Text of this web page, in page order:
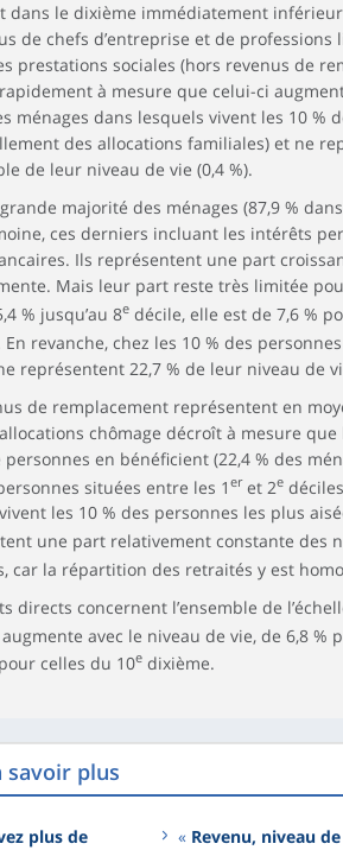
dans le dixième immédiatement inférieur
de chefs d’entreprise et de professions
prestations sociales (hors revenus de
à mesure que celui-ci
ménages dans lesquels vivent les 10 %
des allocations familiales) et ne
de leur niveau de vie (0,4 %).
majorité des ménages (87,9 %
ces derniers incluant les intérêts
Ils représentent une part
Mais leur part reste très limitée
% jusqu’au 8edécile, elle est de 7,6 %
revanche, chez les 10 % des
représentent 22,7 % de leur niveau de
de remplacement représentent en
chômage décroît à mesure que
personnes en bénéficient (22,4 % des
situées entre les 1eret 2e
les 10 % des personnes les plus
une part relativement constante des
car la répartition des retraités y est
directs concernent l’ensemble de
avec le niveau de vie, de 6,8 %
celles du 10edixième.
savoir plus
plus de « Revenu, niveau